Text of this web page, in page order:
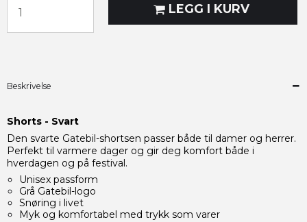
LEGG I KURV
Beskrivelse
Shorts - Svart
Den svarte Gatebil-shortsen passer både til damer og herrer.
Perfekt til varmere dager og gir deg komfort både i
hverdagen og på festival.
Unisex passform
Grå Gatebil-logo
Snøring i livet
Myk og komfortabel med trykk som varer